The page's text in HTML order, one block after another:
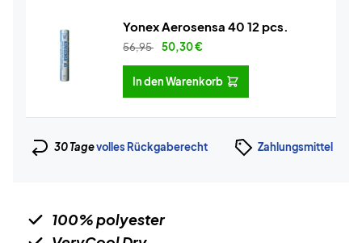
Yonex Aerosensa 40 12 pcs.
56,95 50,30€
In den Warenkorb
30 Tagevolles Rückgaberecht Zahlungsmittel
100% polyester